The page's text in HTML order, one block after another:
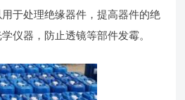
于处理绝缘器件，提高器件的绝
仪器，防止透镜等部件发霉。